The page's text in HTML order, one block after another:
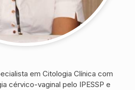
em Citologia Clínica com
cérvico-vaginal pelo IPESSP e